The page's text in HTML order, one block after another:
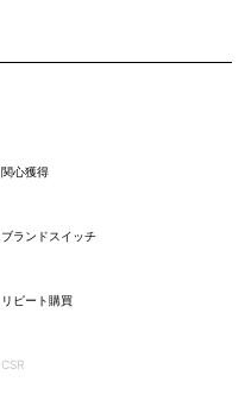
関心獲得
ブランドスイッチ
リピート購買
CSR